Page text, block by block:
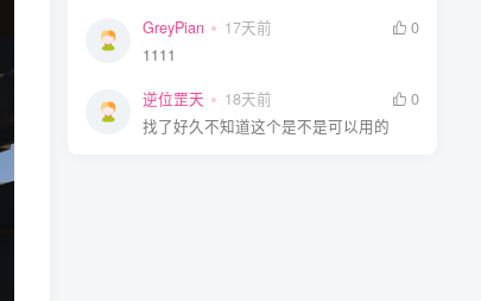
GreyPian 17天前
0
1111
逆位罡天 18天前
0
找了好久不知道这个是不是可以用的